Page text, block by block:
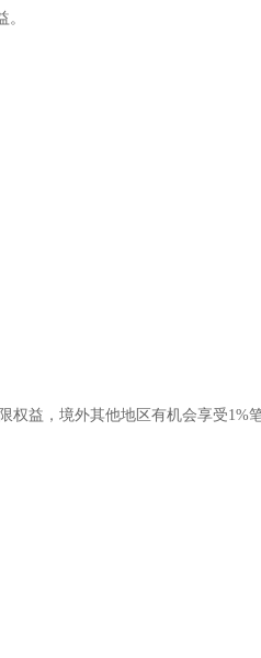
益，境外其他地区有机会享受1%